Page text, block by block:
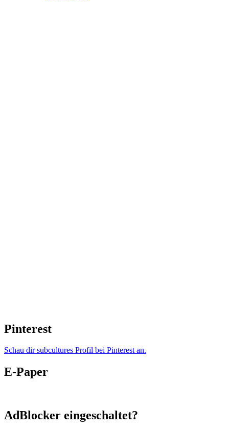
Pinterest
Schau dir subcultures Profil bei Pinterest an.
E-Paper
AdBlocker eingeschaltet?